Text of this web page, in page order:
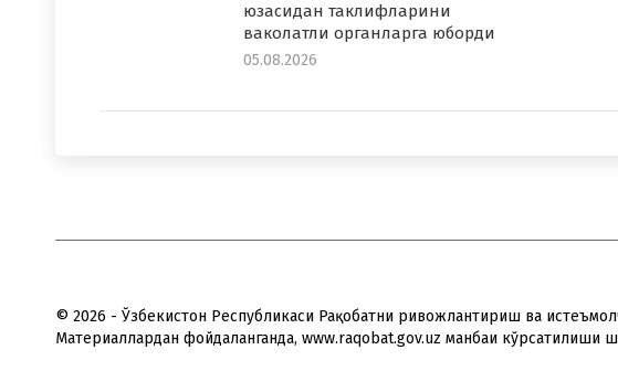
юзасидан таклифларини
ваколатли органларга юборди
05.08.2026
© 2026 - Ўзбекистон Республикаси Рақобатни ривожлантириш ва
Материаллардан фойдаланганда, www.raqobat.gov.uz манбаи кўрсатилиши